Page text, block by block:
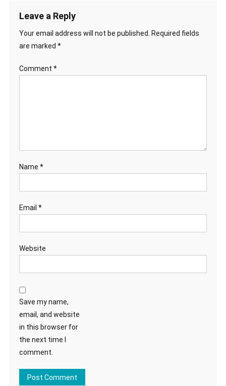
Leave a Reply
Your email address will not be published. Required fields
are marked *
Comment *
Name *
Email *
Website
Save my name,
email, and website
in this browser for
the next time I
comment.